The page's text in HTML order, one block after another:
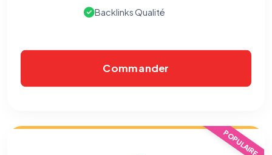
Backlinks Qualité
Commander
POPULAIRE